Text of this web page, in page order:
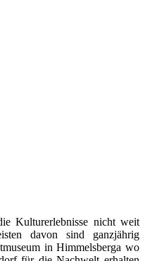
Kulturerlebnisse nicht weit
davon sind ganzjährig
in Himmelsberga wo